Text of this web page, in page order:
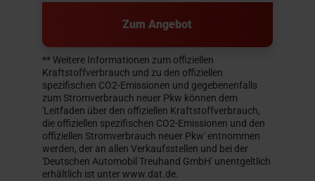
Zum Angebot
** Weitere Informationen zum offiziellen
Kraftstoffverbrauch und zu den offiziellen
spezifischen CO2-Emissionen und gegebenenfalls
zum Stromverbrauch neuer Pkw können dem
'Leitfaden über den offiziellen Kraftstoffverbrauch,
die offiziellen spezifischen CO2-Emissionen und den
offiziellen Stromverbrauch neuer Pkw' entnommen
werden, der an allen Verkaufsstellen und bei der
'Deutschen Automobil Treuhand GmbH' unentgeltlich
erhältlich ist unter www.dat.de.